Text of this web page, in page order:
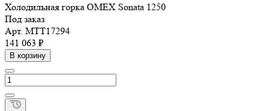
Холодильная горка OMEX Sonata 1250
Под заказ
Арт. МТТ17294
141 063 ₽
В корзину